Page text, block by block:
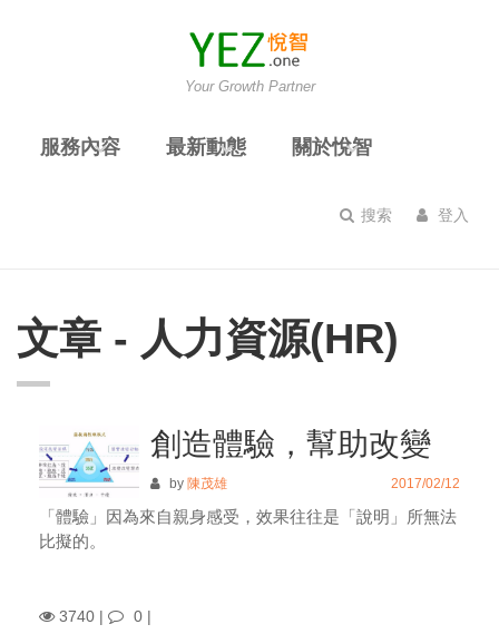
Your Growth Partner
服務內容 最新動態 關於悅智
搜索 登入
文章 - 人力資源(HR)
創造體驗，幫助改變
by 陳茂雄 2017/02/12
「體驗」因為來自親身感受，效果往往是「說明」所無法
比擬的。
3740 | 0 |